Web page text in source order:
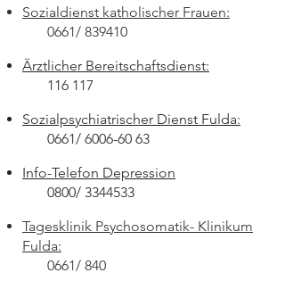
Sozialdienst katholischer Frauen:
0661/ 839410
Ärztlicher Bereitschaftsdienst:
116 117
Sozialpsychiatrischer Dienst Fulda:
0661/ 6006-60 63
Info-Telefon Depression
0800/ 3344533
Tagesklinik Psychosomatik- Klinikum
Fulda:
0661/ 840